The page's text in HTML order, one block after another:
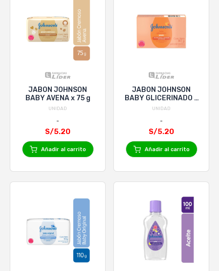
JABON JOHNSON
BABY AVENA x 75 g
UNIDAD
S/5.20
Añadir al carrito
JABON JOHNSON
BABY GLICERINADO x
80 g
UNIDAD
S/5.20
Añadir al carrito